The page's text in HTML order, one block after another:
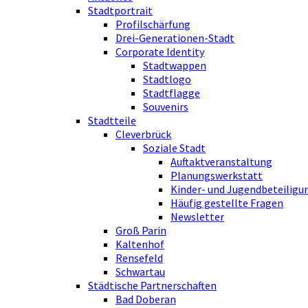
Stadtportrait
Profilschärfung
Drei-Generationen-Stadt
Corporate Identity
Stadtwappen
Stadtlogo
Stadtflagge
Souvenirs
Stadtteile
Cleverbrück
Soziale Stadt
Auftaktveranstaltung
Planungswerkstatt
Kinder- und
Häufig gestellte Fragen
Newsletter
Groß Parin
Kaltenhof
Rensefeld
Schwartau
Städtische Partnerschaften
Bad Doberan